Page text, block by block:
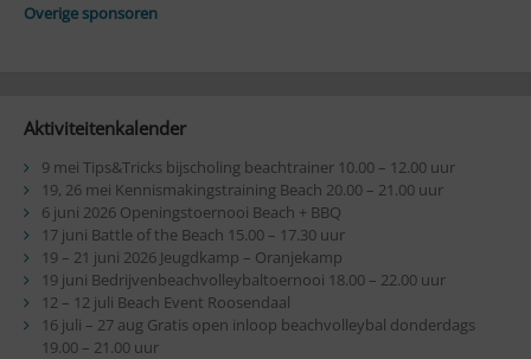
Overige sponsoren
Aktiviteitenkalender
9 mei Tips&Tricks bijscholing beachtrainer 10.00 – 12.00 uur
19, 26 mei Kennismakingstraining Beach 20.00 – 21.00 uur
6 juni 2026 Openingstoernooi Beach + BBQ
17 juni Battle of the Beach 15.00 – 17.30 uur
19 – 21 juni 2026 Jeugdkamp – Oranjekamp
19 juni Bedrijvenbeachvolleybaltoernooi 18.00 – 22.00 uur
12 – 12 juli Beach Event Roosendaal
16 juli – 27 aug Gratis open inloop beachvolleybal donderdags
19.00 – 21.00 uur